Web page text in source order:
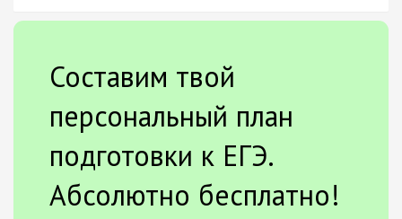
Составим твой
персональный план
подготовки к ЕГЭ.
Абсолютно бесплатно!